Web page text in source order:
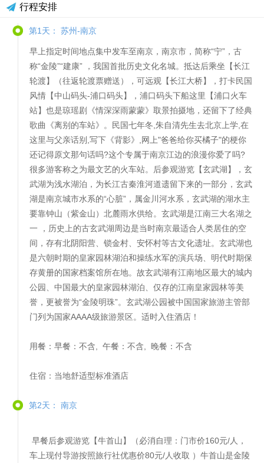
行程安排
第1天： 苏州-南京
早上指定时间地点集中发车至南京，南京市，简称“宁”，古
称“金陵”“建康” ，我国首批历史文化名城。抵达后乘坐【长江
轮渡】（往返轮渡票赠送），可远观【长江大桥】，打卡民国
风情【中山码头-浦口码头】，浦口码头下船这里【浦口火车
站】也是琼瑶剧《情深深雨蒙蒙》取景拍摄地，还留下了经典
歌曲《离别的车站》。民国七年冬,朱自清先生去北京上学,在
这里与父亲话别,写下《背影》,网上"爸爸给你买橘子"的梗你
还记得原文那句话吗?这个专属于南京江边的浪漫你爱了吗?
很多游客称之为最文艺的火车站。后参观游览【玄武湖】，玄
武湖为浅水湖泊，为长江古秦淮河道遗留下来的一部分，玄武
湖是南京城市水系的“心脏”，属金川河水系，玄武湖的湖水主
要靠钟山（紫金山）北麓雨水供给。玄武湖是江南三大名湖之
一 ，历史上的古玄武湖周边是当时南京最适合人类居住的空
间，存有北阴阳营、锁金村、安怀村等古文化遗址。玄武湖也
是六朝时期的皇家园林湖泊和操练水军的演兵场、明代时期保
存黄册的国家档案馆所在地。故玄武湖有江南地区最大的城内
公园、中国最大的皇家园林湖泊、仅存的江南皇家园林等美
誉，更被誉为“金陵明珠”。玄武湖公园被中国国家旅游主管部
门列为国家AAAA级旅游景区。适时入住酒店！
用餐：早餐：不含, 午餐：不含, 晚餐：不含
住宿：当地舒适型标准酒店
第2天： 南京
早餐后参观游览【牛首山】（必消自理：门市价160元/人，
车上现付导游按照旅行社优惠价80元/人收取 ）牛首山是金陵